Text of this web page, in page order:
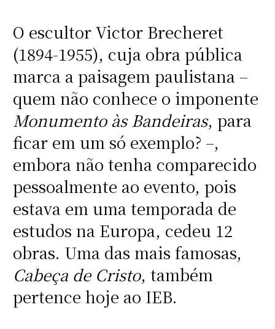
O escultor Victor Brecheret
(1894-1955), cuja obra pública
marca a paisagem paulistana –
quem não conhece o imponente
Monumento às Bandeiras, para
ficar em um só exemplo? –,
embora não tenha comparecido
pessoalmente ao evento, pois
estava em uma temporada de
estudos na Europa, cedeu 12
obras. Uma das mais famosas,
Cabeça de Cristo, também
pertence hoje ao IEB.